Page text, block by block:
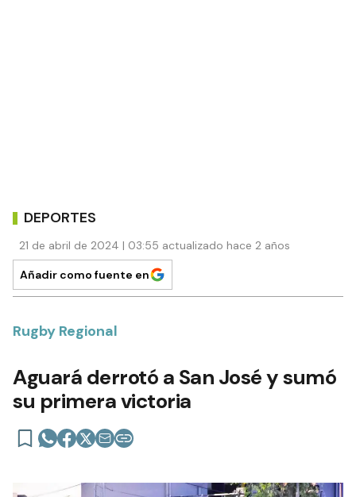
DEPORTES
21 de abril de 2024 | 03:55 actualizado hace 2 años
Añadir como fuente en
Rugby Regional
Aguará derrotó a San José y sumó
su primera victoria